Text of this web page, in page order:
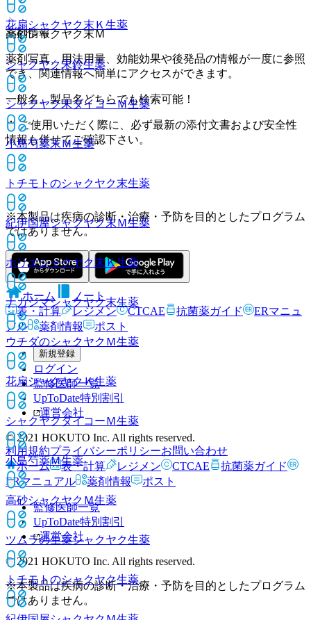
高砂シャクヤク末Ｍ
花扇シャクヤク末Ｋ 生薬
シャクヤク末鈴生薬
シャクヤク末ダイコーＭ生薬
小島芍薬末Ｍ生薬
トチモトのシャクヤク末生薬
紀伊国屋シャクヤク末Ｍ生薬
ホリエシャクヤク末Ｋ生薬
ナカジマシャクヤク末生薬
ウチダのシャクヤクＭ生薬
花扇シャクヤクＫ生薬
シャクヤクダイコーＭ生薬
小島芍薬Ｍ生薬
高砂シャクヤクＭ生薬
ツムラの生薬シャクヤク生薬
トチモトのシャクヤク生薬
薬剤情報
薬剤写真、用法用量、効能効果や後発品の情報が一度に参照
でき、関連情報へ簡単にアクセスができます。
一般名、製品名どちらでも検索可能！
※ ご使用いただく際に、必ず最新の添付文書および安全性
情報も併せてご確認下さい。
※本製品は疾病の診断・治療・予防を目的としたプログラム
ではありません。
ホーム
ノート
表・計算
レジメン CTCAE 抗菌薬ガイド
ERマニュ
アル
薬剤情報 ポスト
新規登録
ログイン
監修医師一覧
UpToDate特別割引
運営会社
© 2021 HOKUTO Inc. All rights reserved.
利用規約プライバシーポリシーお問い合わせ
ホーム
表・計算 レジメン CTCAE
抗菌薬ガイド
ERマニュアル
薬剤情報 ポスト
監修医師一覧
UpToDate特別割引
運営会社
© 2021 HOKUTO Inc. All rights reserved.
※本製品は疾病の診断・治療・予防を目的としたプログラム
ではありません。